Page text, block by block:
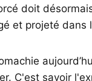
doit
et projeté dans
C'est savoir